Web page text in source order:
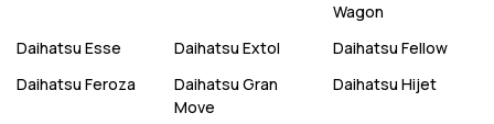
Wagon
Daihatsu Esse Daihatsu Extol Daihatsu Fellow
Daihatsu Feroza Daihatsu Gran
Move
Daihatsu Hijet